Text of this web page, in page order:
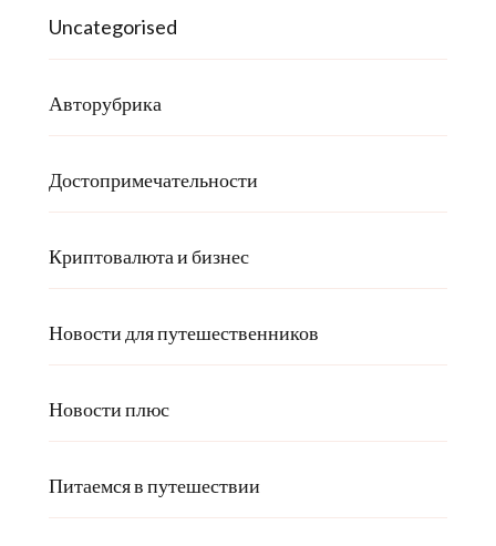
Uncategorised
Авторубрика
Достопримечательности
Криптовалюта и бизнес
Новости для путешественников
Новости плюс
Питаемся в путешествии